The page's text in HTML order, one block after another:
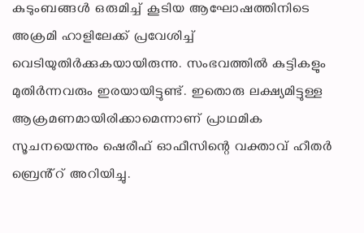
കുടുംബങ്ങൾ ഒരുമിച്ച് കൂടിയ ആഘോഷത്തിനിടെ
അക്രമി ഹാളിലേക്ക് പ്രവേശിച്ച്
വെടിയുതിർക്കുകയായിരുന്നു. സംഭവത്തിൽ കുട്ടികളും
മുതിർന്നവരും ഇരയായിട്ടുണ്ട്. ഇതൊരു ലക്ഷ്യമിട്ടുള്ള
ആക്രമണമായിരിക്കാമെന്നാണ് പ്രാഥമിക
സൂചനയെന്നും ഷെരീഫ് ഓഫീസിന്റെ വക്താവ് ഹീതർ
ബ്രെൻ്റ് അറിയിച്ചു.